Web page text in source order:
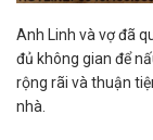
Anh Linh và vợ đã
đủ không gian để
rộng rãi và thuận
nhà.